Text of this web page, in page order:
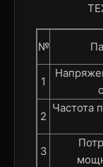
№
1
2
Частота
3